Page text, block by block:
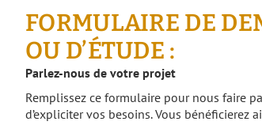
FORMULAIRE DE
OU D’ÉTUDE :
Parlez-nous de votre projet
Remplissez ce formulaire pour nous faire
d’expliciter vos besoins. Vous bénéficierez